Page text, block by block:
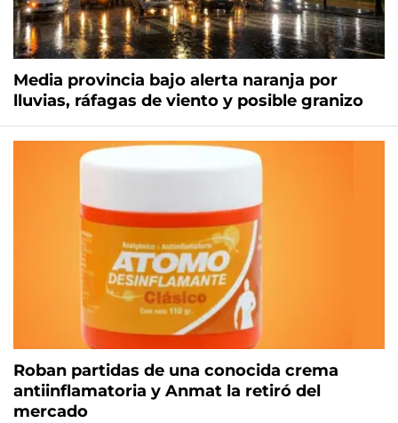
Media provincia bajo alerta naranja por
lluvias, ráfagas de viento y posible granizo
Roban partidas de una conocida crema
antiinflamatoria y Anmat la retiró del
mercado